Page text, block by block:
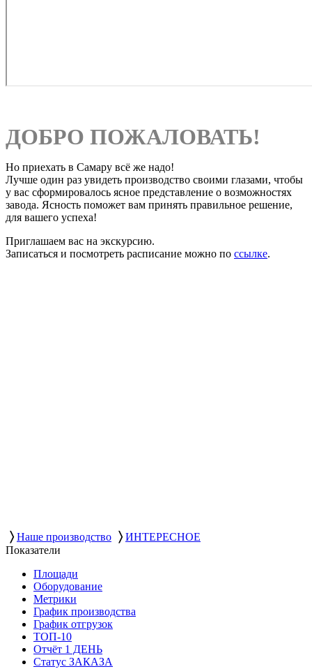
ДОБРО ПОЖАЛОВАТЬ!
Но приехать в Самару всё же надо!
Лучше один раз увидеть производство своими глазами, чтобы
у вас сформировалось ясное представление о возможностях
завода. Ясность поможет вам принять правильное решение,
для вашего успеха!
Приглашаем вас на экскурсию.
Записаться и посмотреть расписание можно по ссылке.
〉 Наше производство 〉 ИНТЕРЕСНОЕ
Показатели
Площади
Оборудование
Метрики
График производства
График отгрузок
ТОП-10
Отчёт 1 ДЕНЬ
Статус ЗАКАЗА